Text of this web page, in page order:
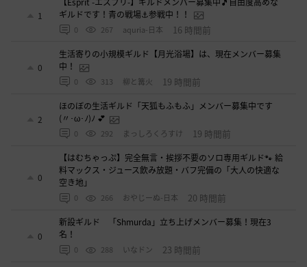
1
ギルドです！青の戦場⚓参戦中！！
0 267 aquria-日本 16 時間前
0
生活寄りの小規模ギルド【月光浴場】は、現在メンバー募集
中！
0 313 柳と篝火 19 時間前
2
ほのぼの生活ギルド「天狐もふもふ」メンバー募集中です
(〃･ω･ﾉ)ﾉ 💕
0 292 まっしろくろすけ 19 時間前
0
【はむちゃっぷ】完全無言・挨拶不要のソロ専用ギルド🐾 給
料マックス・ジュース飲み放題・バフ完備の「大人の快適な
空き地」
0 266 おやじーぬ-日本 20 時間前
0
新設ギルド 「Shmurda」立ち上げメンバー募集！現在3
名！
0 288 いなドン 23 時間前